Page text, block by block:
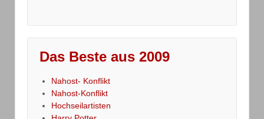
Das Beste aus 2009
Nahost- Konflikt
Nahost-Konflikt
Hochseilartisten